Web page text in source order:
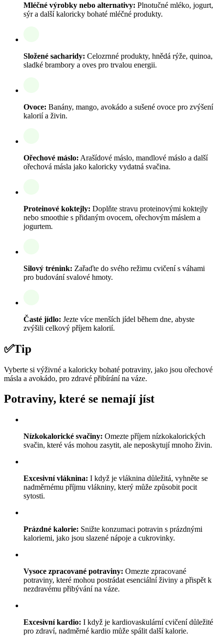
Mléčné výrobky nebo alternativy: Plnotučné mléko, jogurt,
sýr a další kaloricky bohaté mléčné produkty.
Složené sacharidy: Celozrnné produkty, hnědá rýže, quinoa,
sladké brambory a oves pro trvalou energii.
Ovoce: Banány, mango, avokádo a sušené ovoce pro zvýšení
kalorií a živin.
Ořechové máslo: Arašídové máslo, mandlové máslo a další
ořechová másla jako kaloricky vydatná svačina.
Proteinové koktejly: Doplňte stravu proteinovými koktejly
nebo smoothie s přidaným ovocem, ořechovým máslem a
jogurtem.
Silový trénink: Zařaďte do svého režimu cvičení s váhami
pro budování svalové hmoty.
Časté jídlo: Jezte více menších jídel během dne, abyste
zvýšili celkový příjem kalorií.
✅Tip
Vyberte si výživné a kaloricky bohaté potraviny, jako jsou ořechové
másla a avokádo, pro zdravé přibírání na váze.
Potraviny, které se nemají jíst
Nízkokalorické svačiny: Omezte příjem nízkokalorických
svačin, které vás mohou zasytit, ale neposkytují mnoho živin.
Excesivní vláknina: I když je vláknina důležitá, vyhněte se
nadměrnému příjmu vlákniny, který může způsobit pocit
sytosti.
Prázdné kalorie: Snižte konzumaci potravin s prázdnými
kaloriemi, jako jsou slazené nápoje a cukrovinky.
Vysoce zpracované potraviny: Omezte zpracované
potraviny, které mohou postrádat esenciální živiny a přispět k
nezdravému přibývání na váze.
Excesivní kardio: I když je kardiovaskulární cvičení důležité
pro zdraví, nadměrné kardio může spálit další kalorie.